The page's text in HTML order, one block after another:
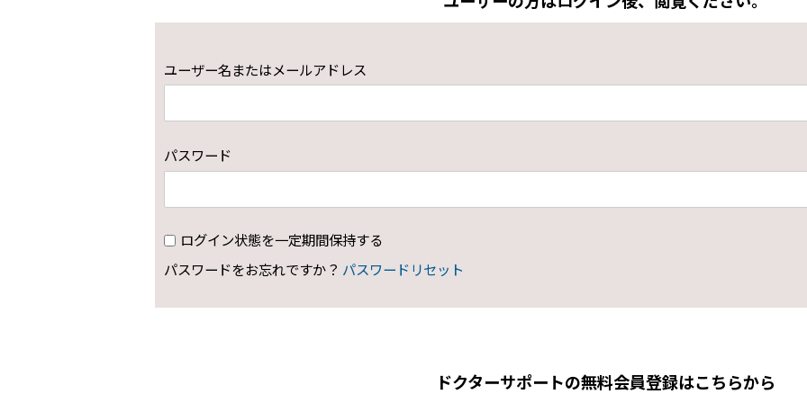
ユーザー名またはメールアドレス
パスワード
ログイン状態を一定期間保持する
パスワードをお忘れですか？ パスワードリセット
ドクターサポートの無料会員登録はこちらから